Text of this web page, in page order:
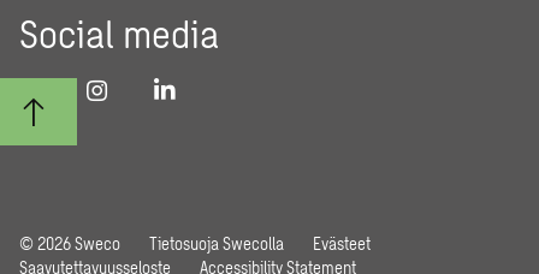
Social media
© 2026 Sweco Tietosuoja Swecolla
Evästeet
Saavutettavuusseloste
Accessibility Statement